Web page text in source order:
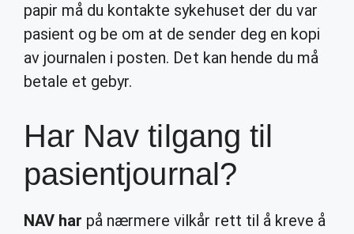
papir må du kontakte sykehuset der du var
pasient og be om at de sender deg en kopi
av journalen i posten. Det kan hende du må
betale et gebyr.
Har Nav tilgang til
pasientjournal?
NAV har på nærmere vilkår rett til å kreve å